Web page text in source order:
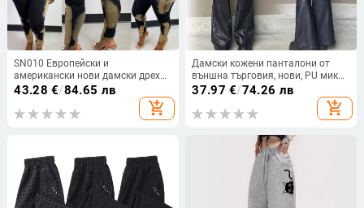
SN010 Европейски и
американски нови дамски дрехи
Дънкови ежедневни панталони с
джобове Дамски панталони за
нощен клуб
43.28 €/84.65 лв
add_shopping_cart
Дамски кожени панталони от
външна търговия, нови, PU микро
рог панталони, трансгранични,
електронна търговия, дамски
панталони, желани, популярни
37.97 €/74.26 лв
add_shopping_cart